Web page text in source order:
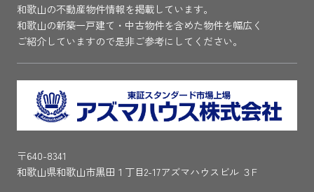
和歌山の不動産物件情報を掲載しています。
和歌山の新築一戸建て・中古物件を含めた物件を幅広く
ご紹介していますので是非ご参考にしてください。
〒640-8341
和歌山県和歌山市黒田１丁目2-17アズマハウスビル ３F